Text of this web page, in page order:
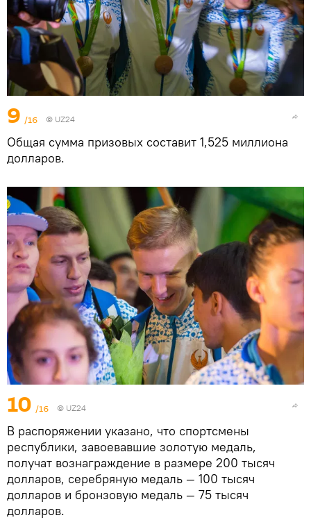
9 /16 © UZ24
Общая сумма призовых составит 1,525 миллиона
долларов.
10 /16 © UZ24
В распоряжении указано, что спортсмены
республики, завоевавшие золотую медаль,
получат вознаграждение в размере 200 тысяч
долларов, серебряную медаль — 100 тысяч
долларов и бронзовую медаль — 75 тысяч
долларов.